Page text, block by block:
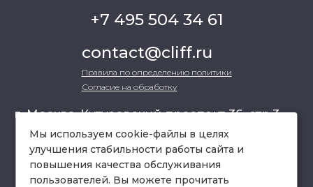
+7 495 504 34 61
contact@cliff.ru
Правила по определению политики
Согласие на обработку
г. Москва, Кутузовский проспект 36, стр.3 ,
офис 301
схема проезда
Мы используем cookie-файлы в целях
улучшения стабильности работы сайта и
повышения качества обслуживания
пользователей. Вы можете прочитать